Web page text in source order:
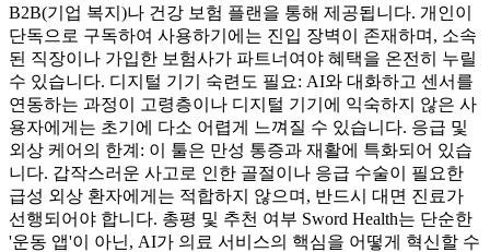
B2B(기업 복지)나 건강 보험 플랜을 통해 제공됩니다. 개인이
단독으로 구독하여 사용하기에는 진입 장벽이 존재하며, 소속
된 직장이나 가입한 보험사가 파트너여야 혜택을 온전히 누릴
수 있습니다. 디지털 기기 숙련도 필요: AI와 대화하고 센서를
연동하는 과정이 고령층이나 디지털 기기에 익숙하지 않은 사
용자에게는 초기에 다소 어렵게 느껴질 수 있습니다. 응급 및
외상 케어의 한계: 이 툴은 만성 통증과 재활에 특화되어 있습
니다. 갑작스러운 사고로 인한 골절이나 응급 수술이 필요한
급성 외상 환자에게는 적합하지 않으며, 반드시 대면 진료가
선행되어야 합니다. 총평 및 추천 여부 Sword Health는 단순한
'운동 앱'이 아닌, AI가 의료 서비스의 핵심을 어떻게 혁신할 수